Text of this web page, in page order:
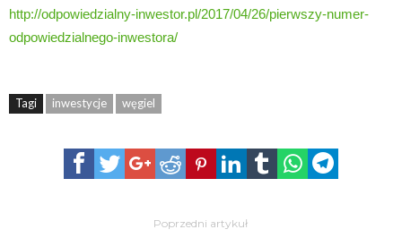
http://odpowiedzialny-inwestor.pl/2017/04/26/pierwszy-numer-
odpowiedzialnego-inwestora/
Tagi inwestycje węgiel
Poprzedni artykuł